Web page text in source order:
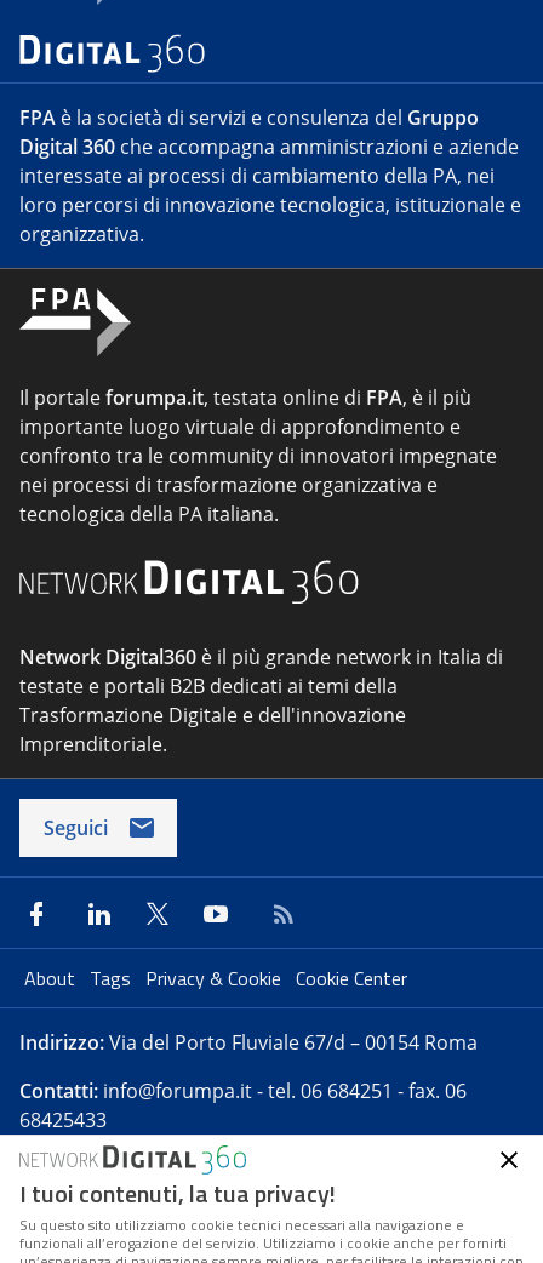
FPA è la società di servizi e consulenza del Gruppo
Digital 360 che accompagna amministrazioni e aziende
interessate ai processi di cambiamento della PA, nei
loro percorsi di innovazione tecnologica, istituzionale e
organizzativa.
Il portaleforumpa.it, testata online di FPA, è il più
importante luogo virtuale di approfondimento e
confronto tra le community di innovatori impegnate
nei processi di trasformazione organizzativa e
tecnologica della PA italiana.
Network Digital360 è il più grande network in Italia di
testate e portali B2B dedicati ai temi della
Trasformazione Digitale e dell'innovazione
Imprenditoriale.
Seguici
About Tags Privacy & Cookie Cookie Center
Indirizzo:Via del Porto Fluviale 67/d – 00154 Roma
Contatti: info@forumpa.it- tel. 06 684251 - fax. 06
68425433
Forumpa.itè una pubblicazione telematica iscritta
presso Registro della stampa del Tribunale di Roma -
Reg. n. 182 del 2 maggio 2008 - Direttore resp. Michela
I tuoi contenuti, la tua privacy!
Su questo sito utilizziamo cookie tecnici necessari alla navigazione e
funzionali all’erogazione del servizio. Utilizziamo i cookie anche per fornirti